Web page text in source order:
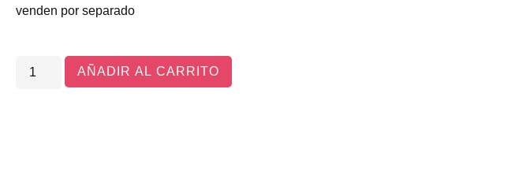
venden por separado
AÑADIR AL CARRITO